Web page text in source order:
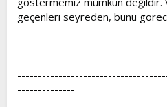
geçenleri seyreden, bunu
--------------